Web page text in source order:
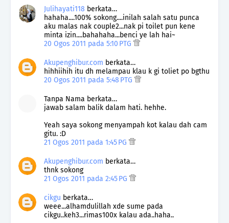
Julihayati118 berkata…
hahaha....100% sokong....inilah salah satu punca
aku malas nak couple2...nak pi toilet pun kene
minta izin....bahahaha...benci ye lah hai~
20 Ogos 2011 pada 5:10 PTG
Akupenghibur.com berkata…
hihhiihih itu dh melampau klau k gi toliet po bgthu
20 Ogos 2011 pada 5:48 PTG
Tanpa Nama berkata…
jawab salam balik dalam hati. hehhe.
Yeah saya sokong menyampah kot kalau dah cam
gitu. :D
21 Ogos 2011 pada 1:45 PG
Akupenghibur.com berkata…
thnk sokong
21 Ogos 2011 pada 2:45 PG
cikgu berkata…
weee...alhamdulillah xde sume pada
cikgu..keh3...rimas100x kalau ada..haha..